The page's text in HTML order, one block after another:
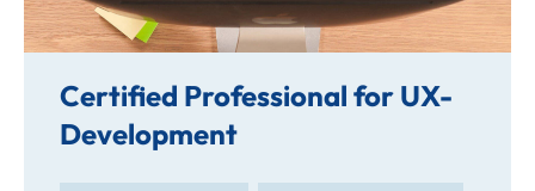
Certified Professional for UX-
Development